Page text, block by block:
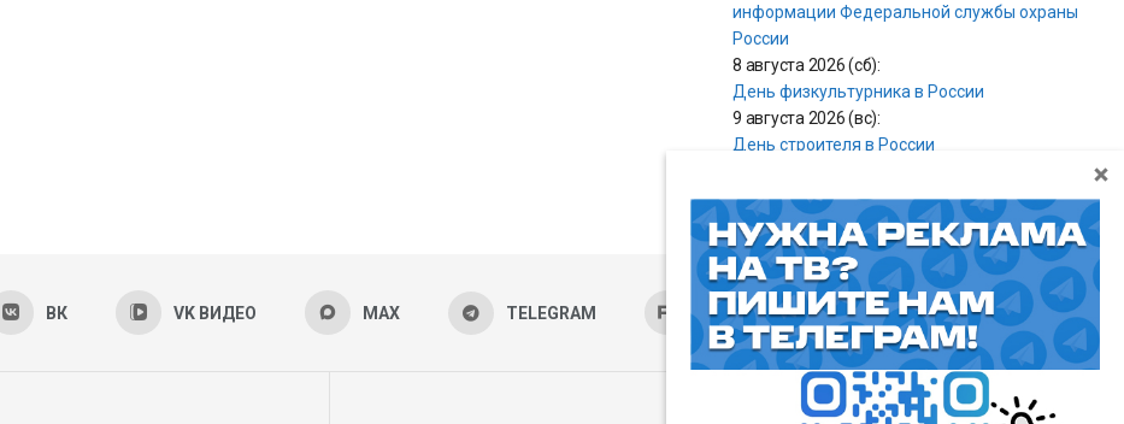
информации Федеральной службы охраны
России
8 августа 2026 (сб):
День физкультурника в России
9 августа 2026 (вс):
День строителя в России
ВК VK ВИДЕО MAX TELEGRAM RUTUBE ОК ДЗЕН